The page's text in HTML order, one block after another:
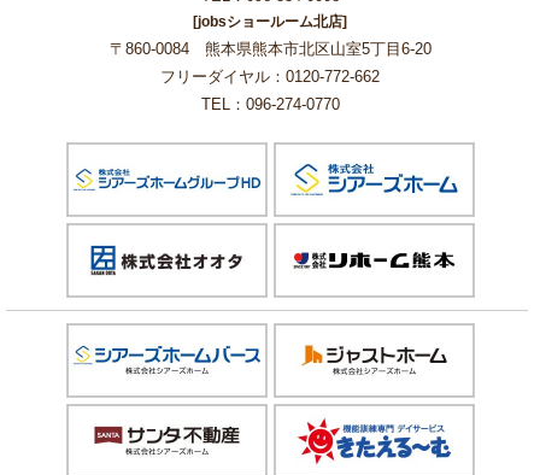
[jobsショールーム北店]
〒860-0084 熊本県熊本市北区山室5丁目6-20
フリーダイヤル：0120-772-662
TEL：096-274-0770